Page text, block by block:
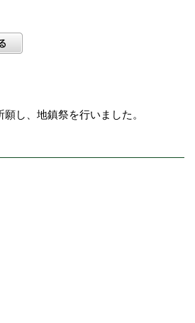
し、地鎮祭を行いました。